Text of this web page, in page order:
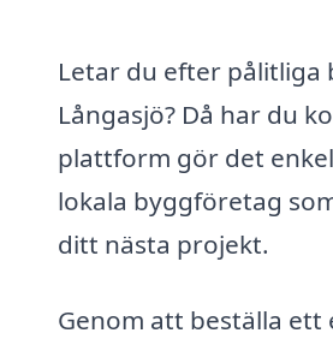
Letar du efter pålitliga
Långasjö? Då har du
plattform gör det
lokala byggföretag
ditt nästa projekt.
Genom att beställa ett